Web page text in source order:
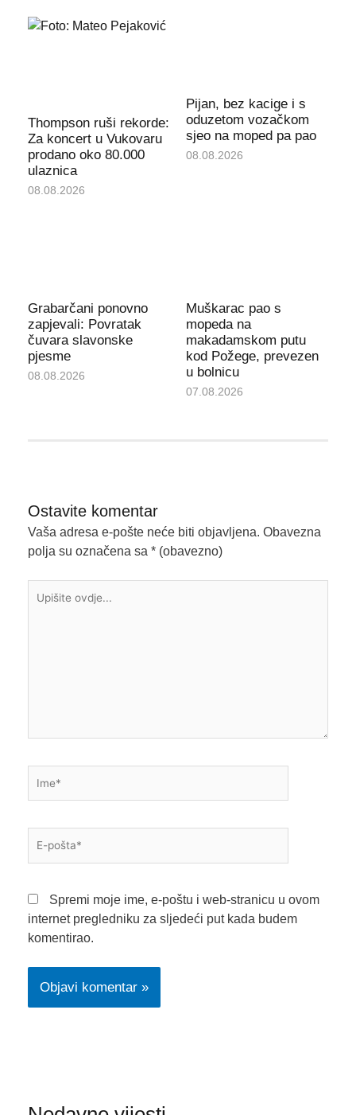
Thompson ruši rekorde:
Za koncert u Vukovaru
prodano oko 80.000
ulaznica
08.08.2026
Pijan, bez kacige i s
oduzetom vozačkom
sjeo na moped pa pao
08.08.2026
Grabarčani ponovno
zapjevali: Povratak
čuvara slavonske
pjesme
08.08.2026
Muškarac pao s
mopeda na
makadamskom putu
kod Požege, prevezen
u bolnicu
07.08.2026
Ostavite komentar
Vaša adresa e-pošte neće biti objavljena. Obavezna
polja su označena sa * (obavezno)
ovdje...
pošta*
Spremi moje ime, e-poštu i web-stranicu u ovom
internet pregledniku za sljedeći put kada budem
komentirao.